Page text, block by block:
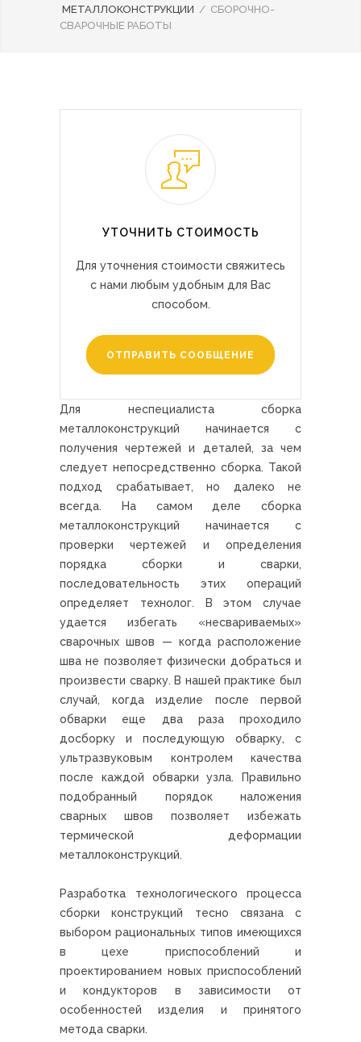
МЕТАЛЛОКОНСТРУКЦИИ / СБОРОЧНО-
СВАРОЧНЫЕ РАБОТЫ
УТОЧНИТЬ СТОИМОСТЬ
Для уточнения стоимости свяжитесь
с нами любым удобным для Вас
способом.
ОТПРАВИТЬ СООБЩЕНИЕ
Для неспециалиста сборка
металлоконструкций начинается с
получения чертежей и деталей, за чем
следует непосредственно сборка. Такой
подход срабатывает, но далеко не
всегда. На самом деле сборка
металлоконструкций начинается с
проверки чертежей и определения
порядка сборки и сварки,
последовательность этих операций
определяет технолог. В этом случае
удается избегать «несвариваемых»
сварочных швов — когда расположение
шва не позволяет физически добраться и
произвести сварку. В нашей практике был
случай, когда изделие после первой
обварки еще два раза проходило
досборку и последующую обварку, с
ультразвуковым контролем качества
после каждой обварки узла. Правильно
подобранный порядок наложения
сварных швов позволяет избежать
термической деформации
металлоконструкций.
Разработка технологического процесса
сборки конструкций тесно связана с
выбором рациональных типов имеющихся
в цехе приспособлений и
проектированием новых приспособлений
и кондукторов в зависимости от
особенностей изделия и принятого
метода сварки.